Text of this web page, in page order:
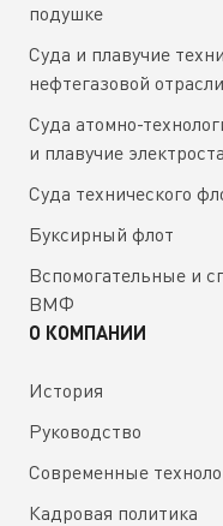
подушке
Суда и плавучие
нефтегазовой отрасли
Суда атомно-
и плавучие
Суда технического
Буксирный флот
Вспомогательные и
ВМФ
О КОМПАНИИ
История
Руководство
Современные
Кадровая политика